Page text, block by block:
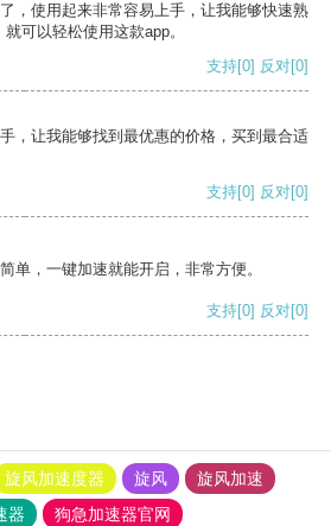
，使用起来非常容易上手，让我能够快速熟
可以轻松使用这款app。
支持[0] 反对[0]
，让我能够找到最优惠的价格，买到最合适
支持[0] 反对[0]
单，一键加速就能开启，非常方便。
支持[0] 反对[0]
旋风加速度器 旋风
旋风加速
器
狗急加速器官网